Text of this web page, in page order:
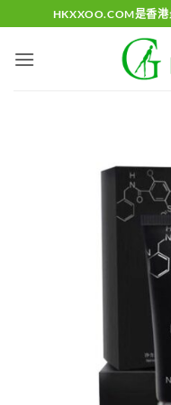
to
content
HKXXOO.COM是香